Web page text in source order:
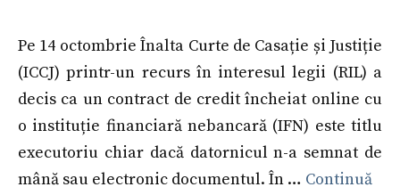
Pe 14 octombrie Înalta Curte de Casație și Justiție
(ICCJ) printr-un recurs în interesul legii (RIL) a
decis ca un contract de credit încheiat online cu
o instituție financiară nebancară (IFN) este titlu
executoriu chiar dacă datornicul n-a semnat de
mână sau electronic documentul. În … Continuă